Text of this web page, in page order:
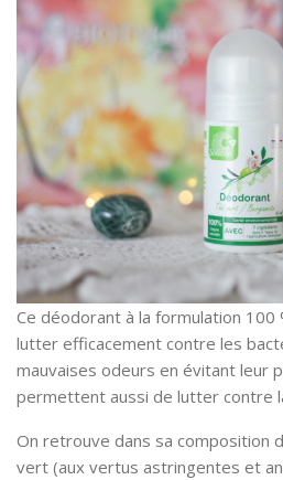
Ce déodorant à la formulation
lutter efficacement contre les
mauvaises odeurs en évitant leur
permettent aussi de lutter contre
On retrouve dans sa composition
vert (aux vertus astringentes et